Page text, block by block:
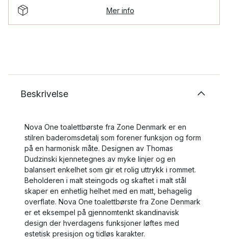
Mer info
Beskrivelse
Nova One toalettbørste fra Zone Denmark er en
stilren baderomsdetalj som forener funksjon og form
på en harmonisk måte. Designen av Thomas
Dudzinski kjennetegnes av myke linjer og en
balansert enkelhet som gir et rolig uttrykk i rommet.
Beholderen i malt steingods og skaftet i malt stål
skaper en enhetlig helhet med en matt, behagelig
overflate. Nova One toalettbørste fra Zone Denmark
er et eksempel på gjennomtenkt skandinavisk
design der hverdagens funksjoner løftes med
estetisk presisjon og tidløs karakter.